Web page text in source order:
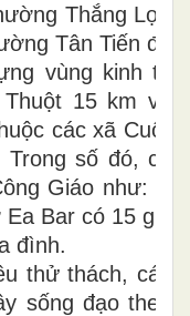
Thắng Lợi,
Tân Tiến đã
vùng kinh tế
15 km về
các xã Cuôr
số đó, có
Giáo như: ở
Bar có 15 gia
đình.
thử thách, các
sống đạo theo